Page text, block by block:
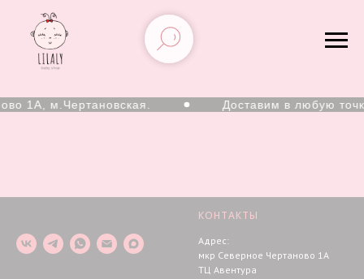
1А, м.Чертановская. Доставим в любую
КОНТАКТЫ
Адрес:
мкр Северное Чертаново 1А
ТЦ Авентура